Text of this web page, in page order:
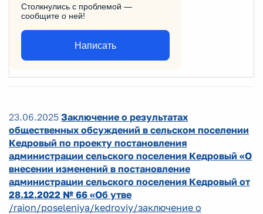
Столкнулись с проблемой —
сообщите о ней!
Написать
23.06.2025 Заключение о результатах
общественных обсуждений в сельском поселении
Кедровый по проекту постановления
администрации сельского поселения Кедровый «О
внесении изменений в постановление
администрации сельского поселения Кедровый от
28.12.2022 № 66 «Об утве
/raion/poseleniya/kedroviy/заключение о